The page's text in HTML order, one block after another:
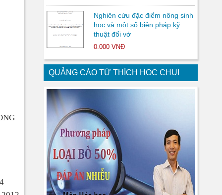
Nghiên cứu đặc điểm nông sinh
học và một số biện pháp kỹ
thuật đối vớ
0.000 VNĐ
QUẢNG CÁO TỪ THÍCH HỌC CHUI